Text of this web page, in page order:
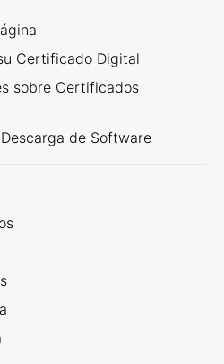
Certificado Digital
sobre Certificados
de Software